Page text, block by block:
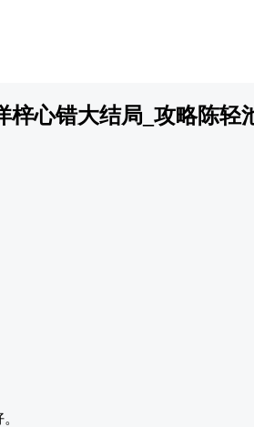
梓心错大结局_攻略陈轻